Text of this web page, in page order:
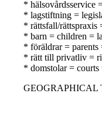
* hälsovårdsservice
* lagstiftning =
* rättsfall/rättspraxis
* barn = children =
* föräldrar = parents
* rätt till privatliv =
* domstolar =
GEOGRAPHICAL